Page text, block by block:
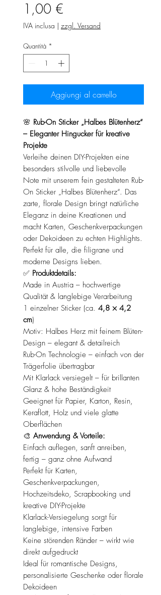
1,00 €
IVA inclusa | zzgl. Versand
Quantità *
Aggiungi al carrello
🌸 Rub-On Sticker „Halbes Blütenherz“
– Eleganter Hingucker für kreative
Projekte
Verleihe deinen DIY-Projekten eine
besonders stilvolle und liebevolle
Note mit unserem fein gestalteten Rub-
On Sticker „Halbes Blütenherz“. Das
zarte, florale Design bringt natürliche
Eleganz in deine Kreationen und
macht Karten, Geschenkverpackungen
oder Dekoideen zu echten Highlights.
Perfekt für alle, die filigrane und
moderne Designs lieben.
✅ Produktdetails:
Made in Austria – hochwertige
Qualität & langlebige Verarbeitung
1 einzelner Sticker (ca. 4,8 × 4,2
cm)
Motiv: Halbes Herz mit feinem Blüten-
Design – elegant & detailreich
Rub-On Technologie – einfach von der
Trägerfolie übertragbar
Mit Klarlack versiegelt – für brillanten
Glanz & hohe Beständigkeit
Geeignet für Papier, Karton, Resin,
Keraflott, Holz und viele glatte
Oberflächen
🎨 Anwendung & Vorteile:
Einfach auflegen, sanft anreiben,
fertig – ganz ohne Aufwand
Perfekt für Karten,
Geschenkverpackungen,
Hochzeitsdeko, Scrapbooking und
kreative DIY-Projekte
Klarlack-Versiegelung sorgt für
langlebige, intensive Farben
Keine störenden Ränder – wirkt wie
direkt aufgedruckt
Ideal für romantische Designs,
personalisierte Geschenke oder florale
Dekoideen